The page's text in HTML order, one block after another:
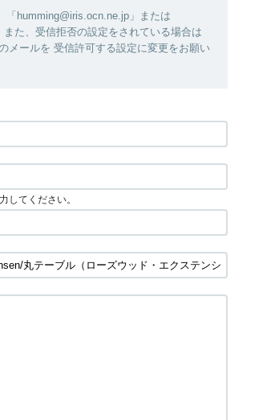
「humming@iris.ocn.ne.jp」または
た、受信拒否の設定をされている場合は
メールを 受信許可する設定に変更をお願い
してください。